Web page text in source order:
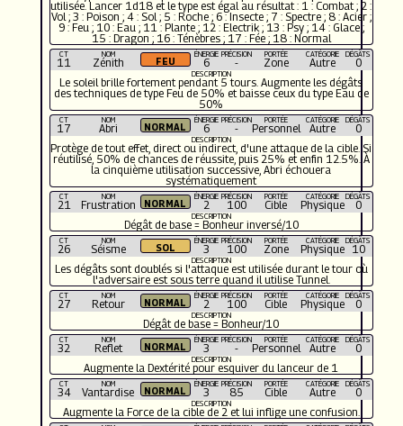
utilisée. Lancer 1d18 et le type est égal au résultat : 1 : Combat ; 2 :
Vol ; 3 : Poison ; 4 : Sol ; 5 : Roche ; 6 : Insecte ; 7 : Spectre ; 8 : Acier ;
9 : Feu ; 10 : Eau ; 11 : Plante ; 12 : Electrik ; 13 : Psy ; 14 : Glace ;
15 : Dragon ; 16 : Ténèbres ; 17 : Fée ; 18 : Normal
CT
11
NOM
Zénith
ÉNERGIE
6
PRÉCISION
-
PORTÉE
Zone
CATÉGORIE
Autre
DÉGÂTS
0
DESCRIPTION
Le soleil brille fortement pendant 5 tours. Augmente les dégâts
des techniques de type Feu de 50% et baisse ceux du type Eau de
50%
CT
17
NOM
Abri
ÉNERGIE
6
PRÉCISION
-
PORTÉE
Personnel
CATÉGORIE
Autre
DÉGÂTS
0
DESCRIPTION
Protège de tout effet, direct ou indirect, d'une attaque de la cible. Si
réutilisé, 50% de chances de réussite, puis 25% et enfin 12.5%. À
la cinquième utilisation successive, Abri échouera
systématiquement
CT
21
NOM
Frustration
ÉNERGIE
2
PRÉCISION
100
PORTÉE
Cible
CATÉGORIE
Physique
DÉGÂTS
0
DESCRIPTION
Dégât de base = Bonheur inversé/10
CT
26
NOM
Séisme
ÉNERGIE
3
PRÉCISION
100
PORTÉE
Zone
CATÉGORIE
Physique
DÉGÂTS
10
DESCRIPTION
Les dégâts sont doublés si l'attaque est utilisée durant le tour où
l'adversaire est sous terre quand il utilise Tunnel.
CT
27
NOM
Retour
ÉNERGIE
2
PRÉCISION
100
PORTÉE
Cible
CATÉGORIE
Physique
DÉGÂTS
0
DESCRIPTION
Dégât de base = Bonheur/10
CT
32
NOM
Reflet
ÉNERGIE
3
PRÉCISION
-
PORTÉE
Personnel
CATÉGORIE
Autre
DÉGÂTS
0
DESCRIPTION
Augmente la Dextérité pour esquiver du lanceur de 1
CT
34
NOM
Vantardise
ÉNERGIE
3
PRÉCISION
85
PORTÉE
Cible
CATÉGORIE
Autre
DÉGÂTS
0
DESCRIPTION
Augmente la Force de la cible de 2 et lui inflige une confusion.